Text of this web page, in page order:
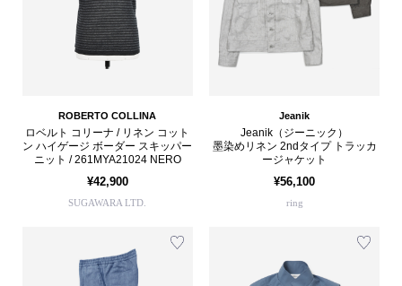
ROBERTO COLLINA
ロベルト コリーナ / リネン コット
ン ハイゲージ ボーダー スキッパー
ニット / 261MYA21024 NERO
¥42,900
SUGAWARA LTD.
Jeanik
Jeanik（ジーニック）
墨染めリネン 2ndタイプ トラッカ
ージャケット
¥56,100
ring